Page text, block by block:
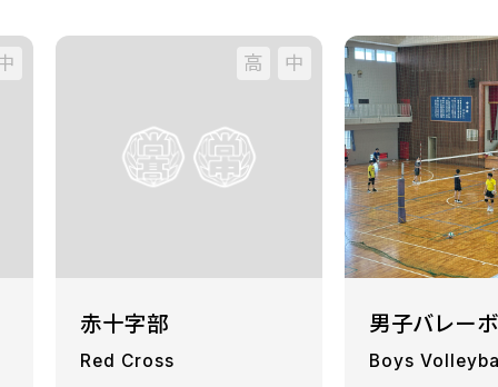
赤十字部
Red Cross
高 中
男子バレー
Boys